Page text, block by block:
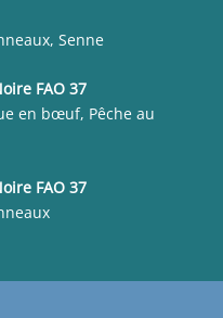
Senne
FAO 37
en bœuf, Pêche au
FAO 37